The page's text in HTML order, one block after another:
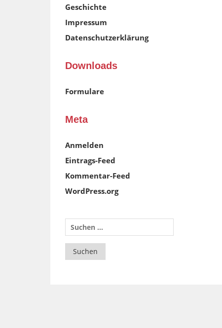
Geschichte
Impressum
Datenschutzerklärung
Downloads
Formulare
Meta
Anmelden
Eintrags-Feed
Kommentar-Feed
WordPress.org